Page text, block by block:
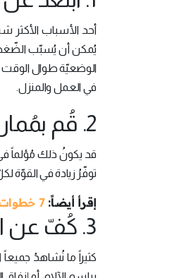
أحد الأسباب
يُمكن أن يُسبّب الضّغط
الوضعيّة طوال الوقت
في العمل والمنزل.
2. قُم بمُمارسة التّمارين الرياضيّة
قد يكونُ ذلك مُؤلماً في
توفّرُ زيادة في القوّة
إقرأ أيضاً:7 خطوات بسيطة تساعدك على ممارسة الرياضة يومياً
3. كُفّ عن البحث عن علاج سحري
كثيراً ما نُشاهدُ